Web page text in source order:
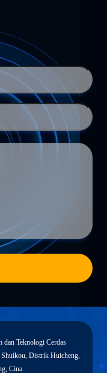
dan Teknologi Cerdas
Distrik Huicheng,
Cina